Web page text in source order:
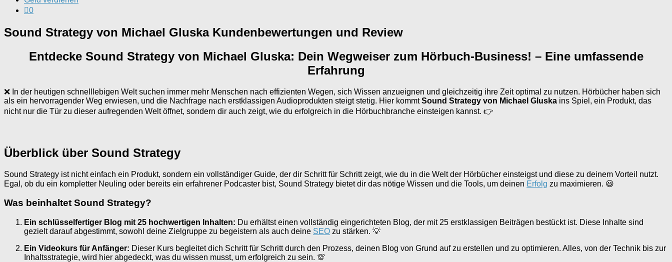
0
Sound Strategy von Michael Gluska Kundenbewertungen und Review
Entdecke Sound Strategy von Michael Gluska: Dein Wegweiser zum Hörbuch-Business! – Eine umfassende
Erfahrung
❌ In der heutigen schnelllebigen Welt suchen immer mehr Menschen nach effizienten Wegen, sich Wissen anzueignen und gleichzeitig ihre Zeit optimal zu nutzen. Hörbücher haben sich
als ein hervorragender Weg erwiesen, und die Nachfrage nach erstklassigen Audioprodukten steigt stetig. Hier kommtSound Strategy von Michael Gluska ins Spiel, ein Produkt, das
nicht nur die Tür zu dieser aufregenden Welt öffnet, sondern dir auch zeigt, wie du erfolgreich in die Hörbuchbranche einsteigen kannst. 👉
Überblick über Sound Strategy
Sound Strategy ist nicht einfach ein Produkt, sondern ein vollständiger Guide, der dir Schritt für Schritt zeigt, wie du in die Welt der Hörbücher einsteigst und diese zu deinem Vorteil nutzt.
Egal, ob du ein kompletter Neuling oder bereits ein erfahrener Podcaster bist, Sound Strategy bietet dir das nötige Wissen und die Tools, um deinen Erfolg zu maximieren. 😃
Was beinhaltet Sound Strategy?
Ein schlüsselfertiger Blog mit 25 hochwertigen Inhalten: Du erhältst einen vollständig eingerichteten Blog, der mit 25 erstklassigen Beiträgen bestückt ist. Diese Inhalte sind
gezielt darauf abgestimmt, sowohl deine Zielgruppe zu begeistern als auch deine SEO zu stärken. 💡
Ein Videokurs für Anfänger: Dieser Kurs begleitet dich Schritt für Schritt durch den Prozess, deinen Blog von Grund auf zu erstellen und zu optimieren. Alles, von der Technik bis zur
Inhaltsstrategie, wird hier abgedeckt, was du wissen musst, um erfolgreich zu sein. 💯